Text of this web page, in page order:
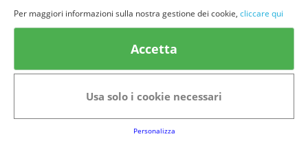
Categorie in evidenza
Per maggiori informazioni sulla nostra gestione dei cookie, cliccare qui
Accetta
Usa solo i cookie necessari
Personalizza